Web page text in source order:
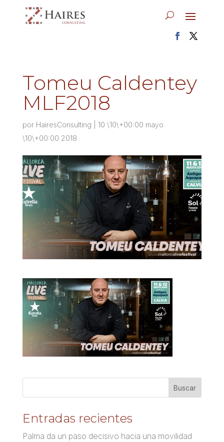
Tomeu Caldentey
MLF2018
por HairesConsulting
10 \10\+00:00 mayo
\10\+00:00 2018
Entradas recientes
Palma da un paso decisivo hacia una movilidad